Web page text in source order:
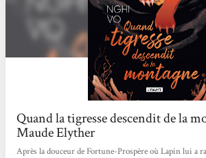
Quand la tigresse descendit de la
Maude Elyther
Après la douceur de Fortune-Prospère où Lapin lui a